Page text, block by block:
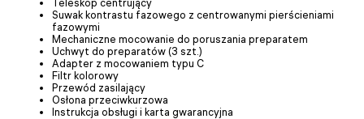
Suwak kontrastu fazowego z centrowanymi pierścieniami
fazowymi
Mechaniczne mocowanie do poruszania preparatem
Uchwyt do preparatów (3 szt.)
Adapter z mocowaniem typu C
Filtr kolorowy
Przewód zasilający
Osłona przeciwkurzowa
Instrukcja obsługi i karta gwarancyjna